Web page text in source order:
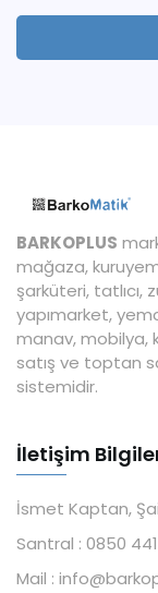
BARKOPLUS
mağaza,
şarküteri, tatlıcı,
yapımarket,
manav, mobilya,
satış ve toptan
sistemidir.
İletişim
İsmet Kaptan,
Santral : 0850
Mail :